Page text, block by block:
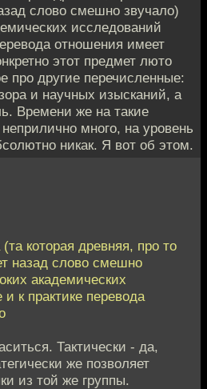
слово смешно звучало)
исследований
отношения имеет
этот предмет люто
про другие перечисленные:
и научных изысканий, а
Времени же на такие
много, на уровень
никак. Я вот об этом.
которая древняя, про то
назад слово смешно
академических
к практике перевода
Тактически - да,
же позволяет
из той же группы.